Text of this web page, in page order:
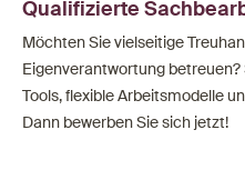
Qualifizierte
Möchten Sie vielseitige
Eigenverantwortung
Tools, flexible Arbeitsmodelle
Dann bewerben Sie sich jetzt!